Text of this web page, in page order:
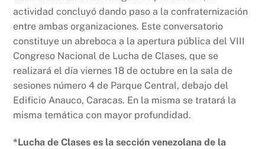
actividad concluyó dando paso a la confraternización
entre ambas organizaciones. Este conversatorio
constituye un abreboca a la apertura pública del VIII
Congreso Nacional de Lucha de Clases, que se
realizará el día viernes 18 de octubre en la sala de
sesiones número 4 de Parque Central, debajo del
Edificio Anauco, Caracas. En la misma se tratará la
misma temática con mayor profundidad.
*Lucha de Clases es la sección venezolana de la